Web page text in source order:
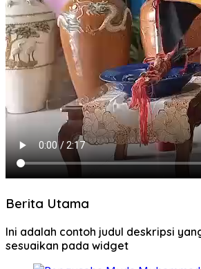
Berita Utama
Ini adalah contoh judul deskripsi
sesuaikan pada widget